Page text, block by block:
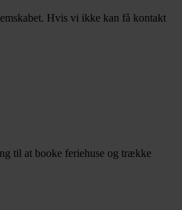
Hvis vi ikke kan få kontakt
til at booke feriehuse og trække